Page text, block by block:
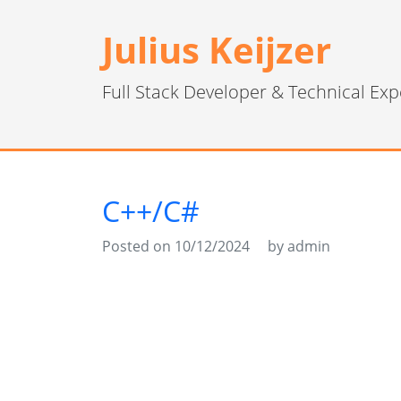
Julius Keijzer
Full Stack Developer & Technical
C++/C#
Posted on 10/12/2024 by admin